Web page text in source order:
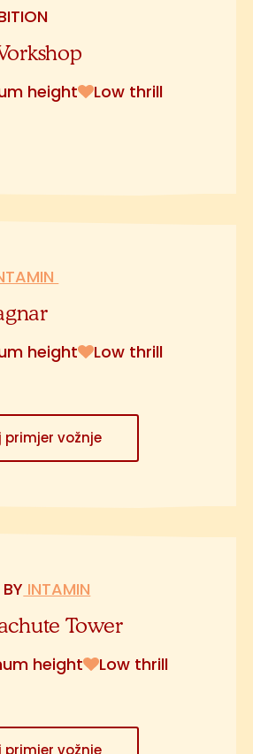
height
Low thrill
height
Low thrill
primjer vožnje
INTAMIN
Tower
height
Low thrill
primjer vožnje